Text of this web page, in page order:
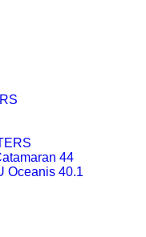
44
Oceanis 40.1